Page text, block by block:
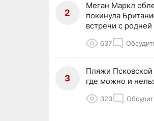
2
Меган Маркл
покинула
встречи с родней
637
3
Пляжи Псковской
где можно и
323